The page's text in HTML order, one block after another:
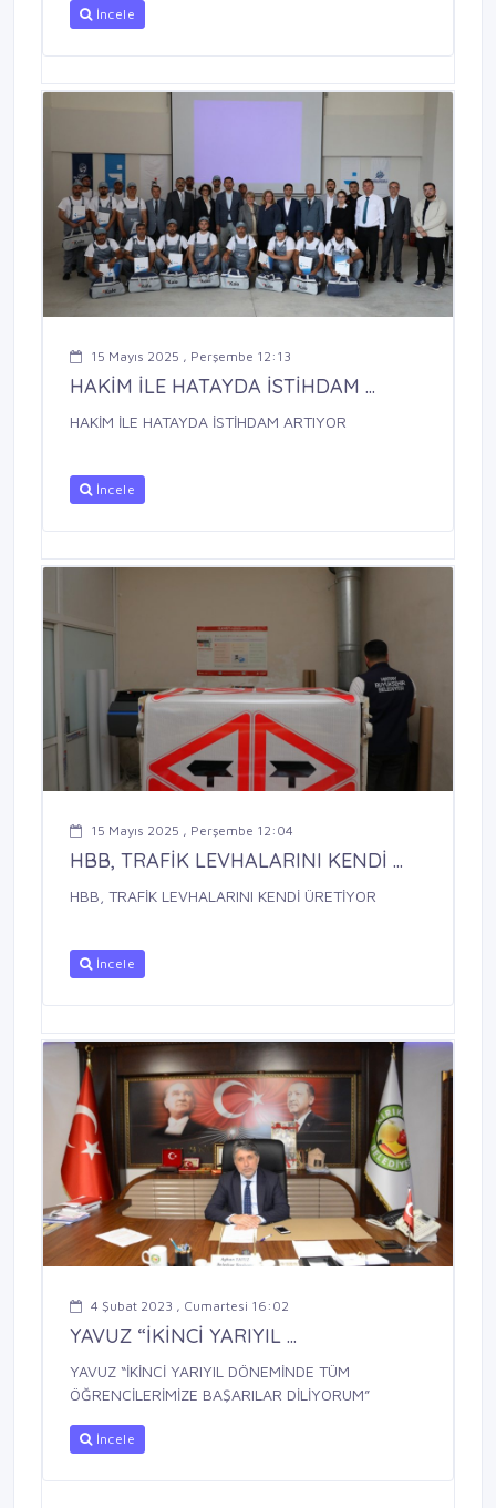
İncele
15 Mayıs 2025 , Perşembe 12:13
HAKİM İLE HATAYDA İSTİHDAM ...
HAKİM İLE HATAYDA İSTİHDAM ARTIYOR
İncele
15 Mayıs 2025 , Perşembe 12:04
HBB, TRAFİK LEVHALARINI KENDİ ...
HBB, TRAFİK LEVHALARINI KENDİ ÜRETİYOR
İncele
4 Şubat 2023 , Cumartesi 16:02
YAVUZ “İKİNCİ YARIYIL ...
YAVUZ “İKİNCİ YARIYIL DÖNEMİNDE TÜM
ÖĞRENCİLERİMİZE BAŞARILAR DİLİYORUM”
İncele